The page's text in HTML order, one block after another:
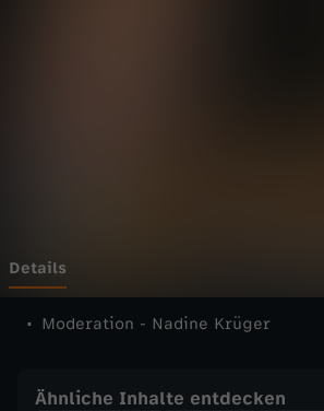
o
l
Details
Moderation - Nadine Krüger
Ähnliche Inhalte entdecken